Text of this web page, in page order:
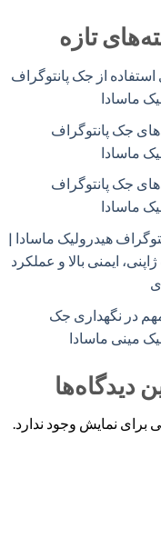
تازه
استفاده از جک پانتوگراف
ماسادا
جک پانتوگراف
ماسادا
جک پانتوگراف
ماسادا
هیدرولیک ماسادا |
ایمنی بالا و عملکرد
در نگهداری جک
مینی ماسادا
دیدگاه‌ها
برای نمایش وجود ندارد.